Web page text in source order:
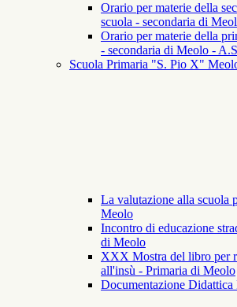
Orario per materie della
scuola - secondaria di
Orario per materie della
- secondaria di Meolo -
Scuola Primaria "S. Pio X"
La valutazione alla scuola
Meolo
Incontro di educazione
di Meolo
XXX Mostra del libro per
all'insù - Primaria di Meolo
Documentazione Didattica